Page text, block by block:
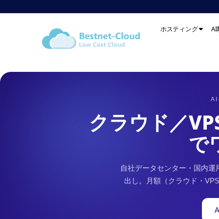
ホスティング AI
BESTNET-CLOUD トップペ
クラウド／
で
自社データセンター・国内
出し。月額（クラウド・